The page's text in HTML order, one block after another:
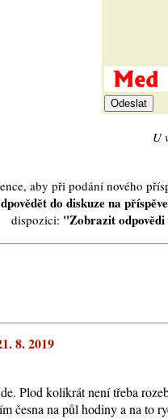
U
aby při podání nového
do diskuze na
dispozici: "Zobrazit
8. 2019
Plod kolikrát není třeba
česna na půl hodiny a na to